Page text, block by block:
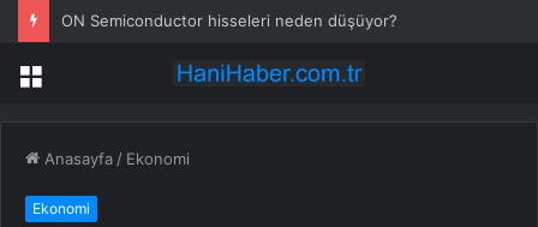
ON Semiconductor hisseleri neden düşüyor?
Menü
Anasayfa / Ekonomi
Ekonomi